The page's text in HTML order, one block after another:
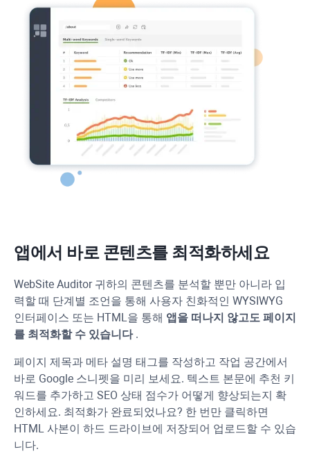
앱에서 바로 콘텐츠를 최적화하세요
WebSite Auditor귀하의 콘텐츠를 분석할 뿐만 아니라 입
력할 때 단계별 조언을 통해 사용자 친화적인 WYSIWYG
인터페이스 또는 HTML을 통해 앱을 떠나지 않고도 페이지
를 최적화할 수 있습니다.
페이지 제목과 메타 설명 태그를 작성하고 작업 공간에서
바로 Google 스니펫을 미리 보세요. 텍스트 본문에 추천 키
워드를 추가하고 SEO 상태 점수가 어떻게 향상되는지 확
인하세요. 최적화가 완료되었나요? 한 번만 클릭하면
HTML 사본이 하드 드라이브에 저장되어 업로드할 수 있습
니다.